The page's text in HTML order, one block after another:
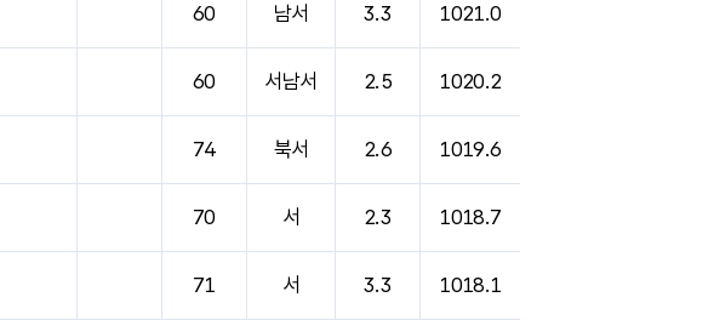
60 남서 3.3 1021.0
60 서남서 2.5 1020.2
74 북서 2.6 1019.6
70 서 2.3 1018.7
71 서 3.3 1018.1